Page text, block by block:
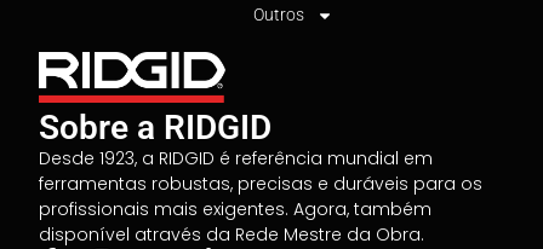
Sobre a RIDGID
Desde 1923, a RIDGID é referência mundial em
ferramentas robustas, precisas e duráveis para os
profissionais mais exigentes. Agora, também
disponível através da Rede Mestre da Obra.
Outros